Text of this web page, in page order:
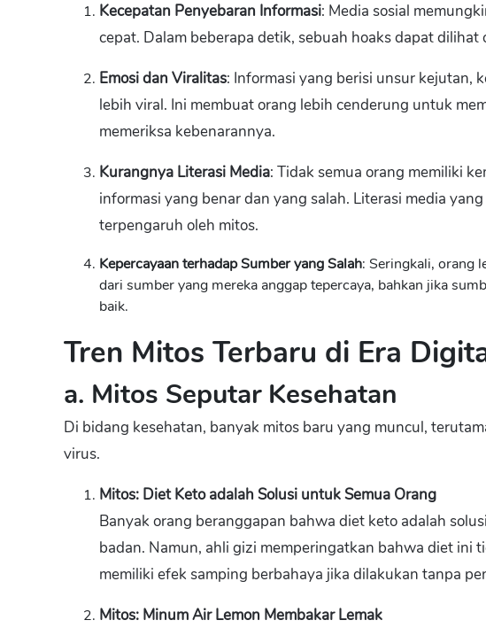
Kecepatan Penyebaran Informasi: Media sosial
cepat. Dalam beberapa detik, sebuah hoaks dapat
Emosi dan Viralitas: Informasi yang berisi unsur kejutan,
lebih viral. Ini membuat orang lebih cenderung untuk
memeriksa kebenarannya.
Kurangnya Literasi Media: Tidak semua orang memiliki
informasi yang benar dan yang salah. Literasi media
terpengaruh oleh mitos.
Kepercayaan terhadap Sumber yang Salah: Seringkali, orang
dari sumber yang mereka anggap tepercaya, bahkan jika
baik.
Tren Mitos Terbaru di Era
a. Mitos Seputar Kesehatan
Di bidang kesehatan, banyak mitos baru yang muncul,
virus.
Mitos: Diet Keto adalah Solusi untuk Semua Orang
Banyak orang beranggapan bahwa diet keto adalah
badan. Namun, ahli gizi memperingatkan bahwa diet ini
memiliki efek samping berbahaya jika dilakukan tanpa
Mitos: Minum Air Lemon Membakar Lemak